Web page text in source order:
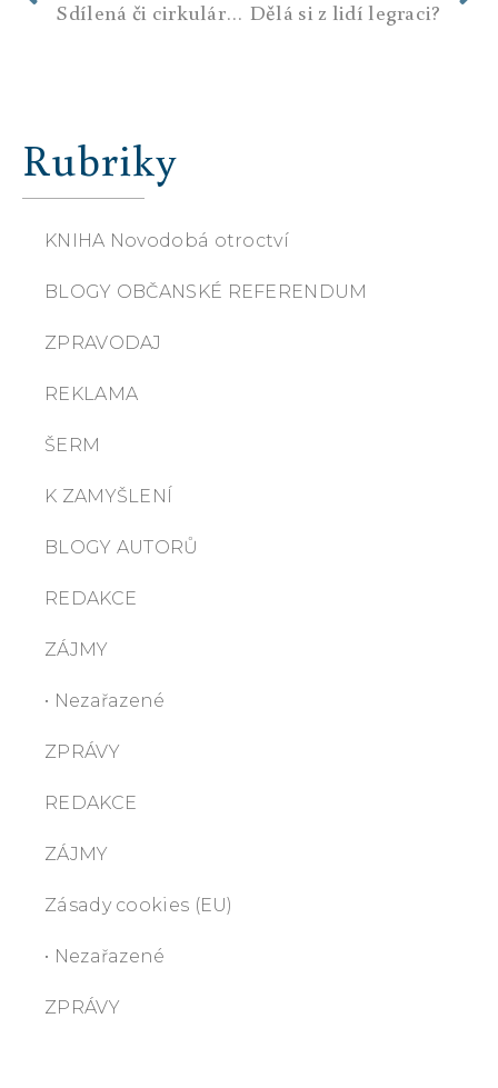
Sdílená či cirkulární? Jaký je rozdíl a je to záchrana pro lidstvo? Dělá si z lidí legraci?
Rubriky
KNIHA Novodobá otroctví
BLOGY OBČANSKÉ REFERENDUM
ZPRAVODAJ
REKLAMA
ŠERM
K ZAMYŠLENÍ
BLOGY AUTORŮ
REDAKCE
ZÁJMY
• Nezařazené
ZPRÁVY
REDAKCE
ZÁJMY
Zásady cookies (EU)
• Nezařazené
ZPRÁVY